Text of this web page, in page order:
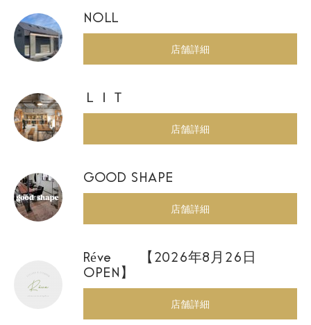
NOLL
店舗詳細
ＬＩＴ
店舗詳細
GOOD SHAPE
店舗詳細
Réve 【2026年8月26日
OPEN】
店舗詳細